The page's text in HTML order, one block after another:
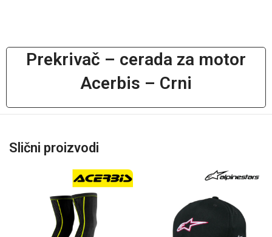
Prekrivač – cerada za motor
Acerbis – Crni
Slični proizvodi